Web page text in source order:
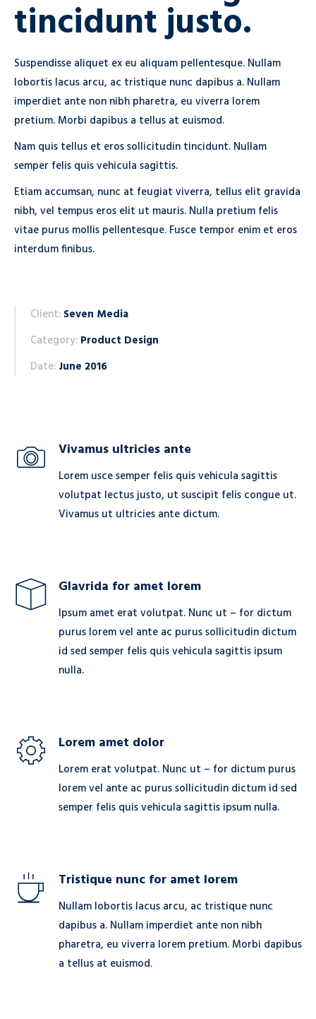
tincidunt justo.
Suspendisse aliquet ex eu aliquam pellentesque. Nullam
lobortis lacus arcu, ac tristique nunc dapibus a. Nullam
imperdiet ante non nibh pharetra, eu viverra lorem
pretium. Morbi dapibus a tellus at euismod.
Nam quis tellus et eros sollicitudin tincidunt. Nullam
semper felis quis vehicula sagittis.
Etiam accumsan, nunc at feugiat viverra, tellus elit gravida
nibh, vel tempus eros elit ut mauris. Nulla pretium felis
vitae purus mollis pellentesque. Fusce tempor enim et eros
interdum finibus.
Client: Seven Media
Category: Product Design
Date: June 2016
Vivamus ultricies ante
Lorem usce semper felis quis vehicula sagittis
volutpat lectus justo, ut suscipit felis congue ut.
Vivamus ut ultricies ante dictum.
Glavrida for amet lorem
Ipsum amet erat volutpat. Nunc ut – for dictum
purus lorem vel ante ac purus sollicitudin dictum
id sed semper felis quis vehicula sagittis ipsum
nulla.
Lorem amet dolor
Lorem erat volutpat. Nunc ut – for dictum purus
lorem vel ante ac purus sollicitudin dictum id sed
semper felis quis vehicula sagittis ipsum nulla.
Tristique nunc for amet lorem
Nullam lobortis lacus arcu, ac tristique nunc
dapibus a. Nullam imperdiet ante non nibh
pharetra, eu viverra lorem pretium. Morbi dapibus
a tellus at euismod.